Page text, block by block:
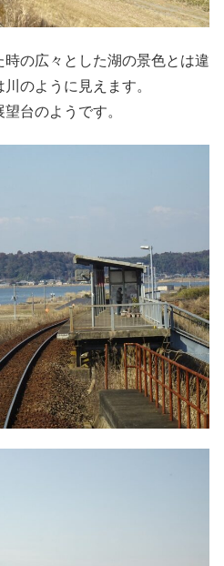
の広々とした湖の景色とは違
のように見えます。
望台のようです。